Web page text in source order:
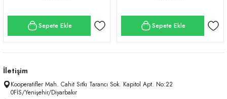
Sepete Ekle Sepete Ekle
İletişim
Kooperatifler Mah. Cahit Sıtkı Tarancı Sok. Kapitol Apt. No:22
0FİS/Yenişehir/Diyarbakır